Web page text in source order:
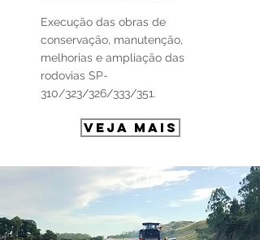
Execução das obras de
conservação, manutenção,
melhorias e ampliação das
rodovias SP-
310/323/326/333/351.
VEJA MAIS